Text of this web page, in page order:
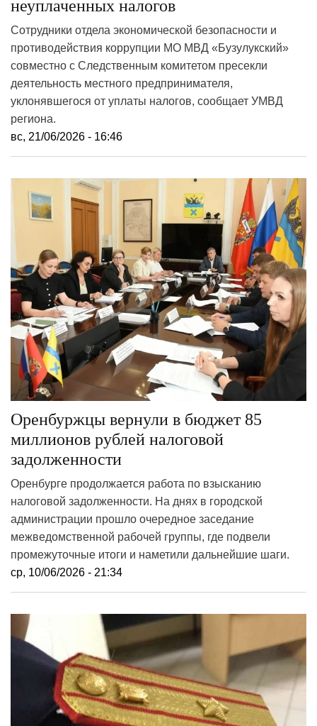
неуплаченных налогов
Сотрудники отдела экономической безопасности и
противодействия коррупции МО МВД «Бузулукский»
совместно с Следственным комитетом пресекли
деятельность местного предпринимателя,
уклонявшегося от уплаты налогов, сообщает УМВД
региона.
вс, 21/06/2026 - 16:46
Оренбуржцы вернули в бюджет 85
миллионов рублей налоговой
задолженности
Оренбурге продолжается работа по взысканию
налоговой задолженности. На днях в городской
администрации прошло очередное заседание
межведомственной рабочей группы, где подвели
промежуточные итоги и наметили дальнейшие шаги.
ср, 10/06/2026 - 21:34